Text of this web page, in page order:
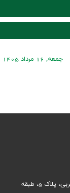
جمعه, 16 مرداد 1405
آدرس : خیابان احمد قصیر (بخارست)، کوچه ششم غربی، پلاک 5، طبقه